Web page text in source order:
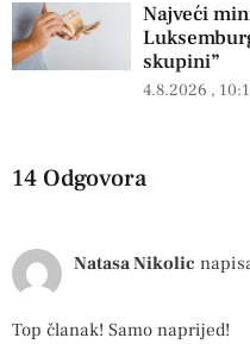
Najveći
skupini”
4.8.2026
14 Odgovora
Natasa Nikolic
Top članak! Samo naprijed!